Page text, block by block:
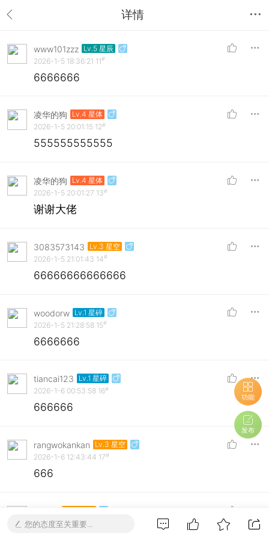
详情
www101zzz Lv.5 星辰
2026-1-5 18:36:21 11#
6666666
凌华的狗
Lv.4 星体
2026-1-5 20:01:15 12#
555555555555
凌华的狗
Lv.4 星体
2026-1-5 20:01:27 13#
谢谢大佬
3083573143
Lv.3 星空
2026-1-5 21:01:43 14#
66666666666666
woodorw Lv.1 星碎
2026-1-5 21:28:58 15#
6666666
tiancai123
Lv.1 星碎
2026-1-6 00:53:58 16#
666666
rangwokankan
Lv.3 星空
2026-1-6 12:43:44 17#
666
2026-1-6 18:57:00
您的态度至关重要...
功能
发布